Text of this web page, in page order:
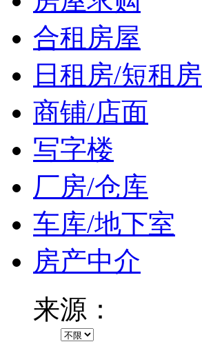
合租房屋
日租房/短租房
商铺/店面
写字楼
厂房/仓库
车库/地下室
房产中介
来源：